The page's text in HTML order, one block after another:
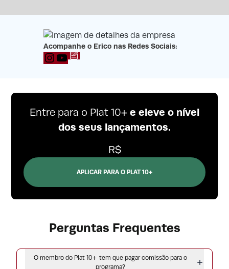
Acompanhe o Erico nas Redes Sociais:
Entre para o Plat 10+ e eleve o nível
dos seus lançamentos.
R$
APLICAR PARA O PLAT 10+
Perguntas Frequentes
O membro do Plat 10+ tem que pagar comissão para o
programa?